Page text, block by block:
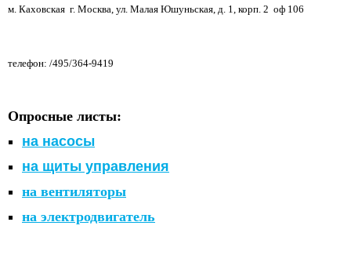
м. Каховская г. Москва, ул. Малая Юшуньская, д. 1, корп. 2 оф 106
телефон: /495/364-9419
Опросные листы:
на насосы
на щиты управления
на вентиляторы
на электродвигатель